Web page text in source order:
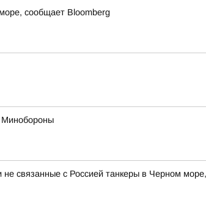
сообщает Bloomberg
Минобороны
не связанные с Россией танкеры в Черном